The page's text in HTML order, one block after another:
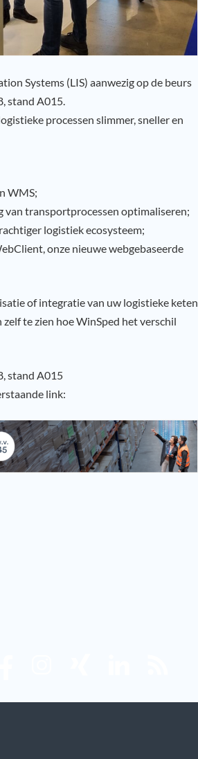
Systems (LIS) aanwezig op de beurs
stand A015.
processen slimmer, sneller en
WMS;
van transportprocessen optimaliseren;
logistiek ecosysteem;
onze nieuwe webgebaseerde
of integratie van uw logistieke keten
te zien hoe WinSped het verschil
stand A015
link: